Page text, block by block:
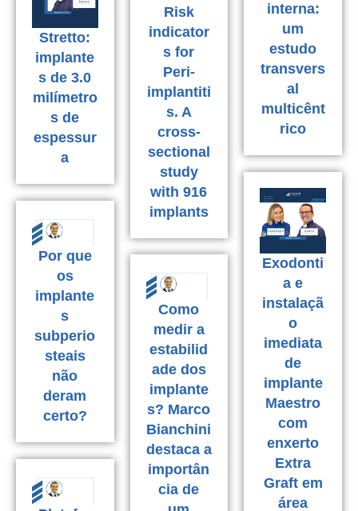
interna:
um
estudo
transvers
al
multicênt
rico
Stretto:
implante
s de 3.0
milímetro
s de
espessur
a
Risk
indicator
s for
Peri-
implantiti
s. A
cross-
sectional
study
with 916
implants
Exodonti
a e
instalaçã
o
imediata
de
implante
Maestro
com
enxerto
Extra
Graft em
área
Por que
os
implante
s
subperio
steais
não
deram
certo?
Como
medir a
estabilid
ade dos
implante
s? Marco
Bianchini
destaca a
importân
cia de